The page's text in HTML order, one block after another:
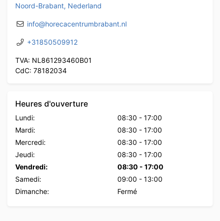
Noord-Brabant, Nederland
info@horecacentrumbrabant.nl
+31850509912
TVA: NL861293460B01
CdC: 78182034
Heures d'ouverture
Lundi: 08:30 - 17:00
Mardi:
08:30 - 17:00
Mercredi:
08:30 - 17:00
Jeudi:
08:30 - 17:00
Vendredi:
08:30 - 17:00
Samedi:
09:00 - 13:00
Dimanche:
Fermé